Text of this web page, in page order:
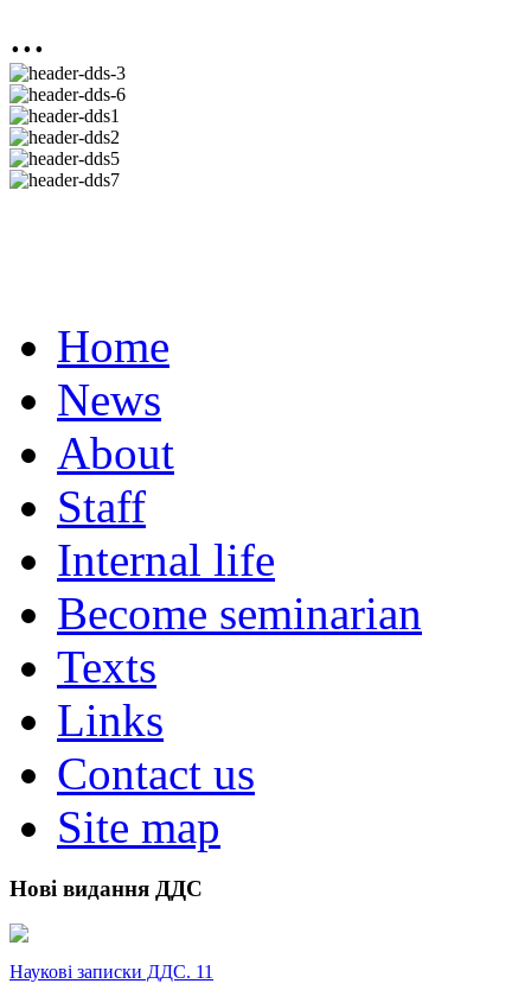
...
Home
News
About
Staff
Internal life
Become seminarian
Texts
Links
Contact us
Site map
Нові видання ДДС
Наукові записки ДДС. 11